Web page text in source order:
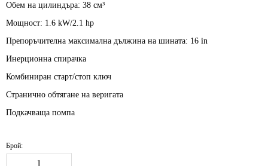
Обем на цилиндъра: 38 см³
Мощност: 1.6 kW/2.1 hp
Препоръчителна максимална дължина на шината: 16 in
Инерционна спирачка
Комбиниран старт/стоп ключ
Странично обтягане на веригата
Подкачваща помпа
Брой: